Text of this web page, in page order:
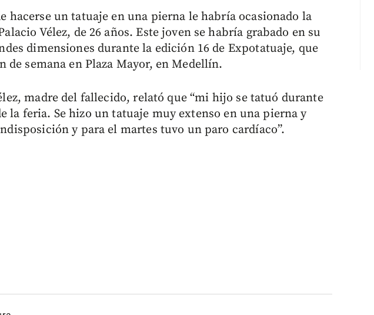
hacerse un tatuaje en una pierna le habría ocasionado la
Vélez, de 26 años. Este joven se habría grabado en su
dimensiones durante la edición 16 de Expotatuaje, que
de semana en Plaza Mayor, en Medellín.
madre del fallecido, relató que “mi hijo se tatuó durante
la feria. Se hizo un tatuaje muy extenso en una pierna y
y para el martes tuvo un paro cardíaco”.